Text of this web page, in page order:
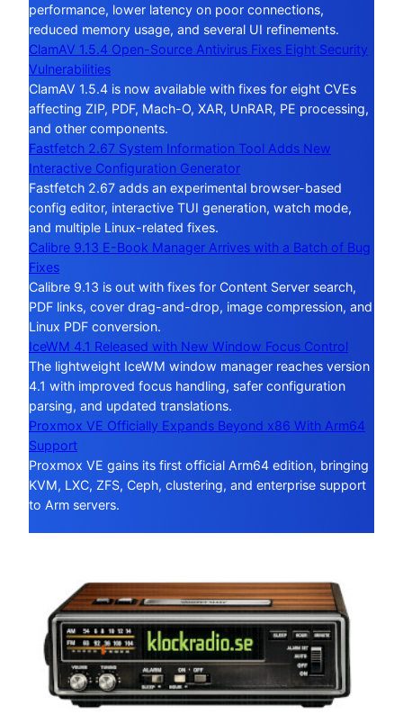
performance, lower latency on poor connections,
reduced memory usage, and several UI refinements.
ClamAV 1.5.4 Open-Source Antivirus Fixes Eight Security
Vulnerabilities
ClamAV 1.5.4 is now available with fixes for eight CVEs
affecting ZIP, PDF, Mach-O, XAR, UnRAR, PE processing,
and other components.
Fastfetch 2.67 System Information Tool Adds New
Interactive Configuration Generator
Fastfetch 2.67 adds an experimental browser-based
config editor, interactive TUI generation, watch mode,
and multiple Linux-related fixes.
Calibre 9.13 E-Book Manager Arrives with a Batch of Bug
Fixes
Calibre 9.13 is out with fixes for Content Server search,
PDF links, cover drag-and-drop, image compression, and
Linux PDF conversion.
IceWM 4.1 Released with New Window Focus Control
The lightweight IceWM window manager reaches version
4.1 with improved focus handling, safer configuration
parsing, and updated translations.
Proxmox VE Officially Expands Beyond x86 With Arm64
Support
Proxmox VE gains its first official Arm64 edition, bringing
KVM, LXC, ZFS, Ceph, clustering, and enterprise support
to Arm servers.